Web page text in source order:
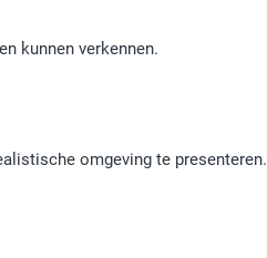
kunnen verkennen.
omgeving te presenteren.